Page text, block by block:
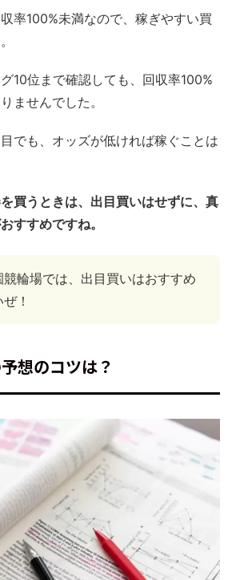
率100%未満なので、稼ぎやすい買
10位まで確認しても、回収率100%
ませんでした。
でも、オッズが低ければ稼ぐことは
買うときは、出目買いはせずに、真
すすめですね。
競輪場では、出目買いはおすすめ
！
想のコツは？